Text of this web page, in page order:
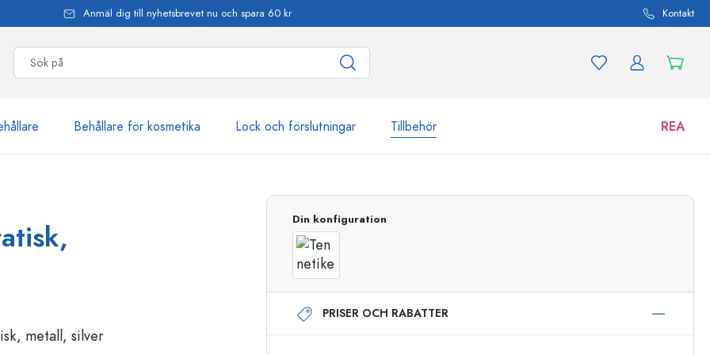
Anmäl dig till nyhetsbrevet nu och spara 60 kr Kontakt
Behållare för kosmetika Lock och förslutningar Tillbehör REA
Estal-flaskor
Sprayflaskor
Airless dispenser
Roll on-flaskor
Burkar
Din konfiguration
PRISER OCH RABATTER